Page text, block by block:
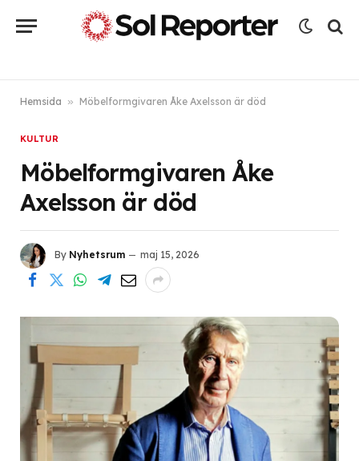
Hemsida » Möbelformgivaren Åke Axelsson är död
KULTUR
Möbelformgivaren Åke
Axelsson är död
By Nyhetsrum maj 15, 2026